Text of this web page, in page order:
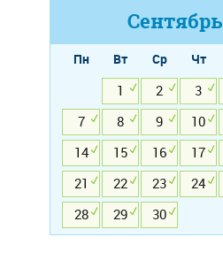
Сентябрь
Пн Вт Ср Чт
1
2 3
7
8 9 10
14
15 16 17
21
22 23 24
28
29 30